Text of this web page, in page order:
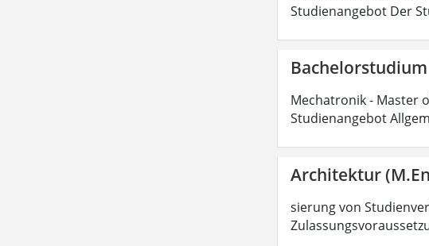
Studienangebot Der
Mechatronik - Master
Studienangebot
Architektur
sierung von